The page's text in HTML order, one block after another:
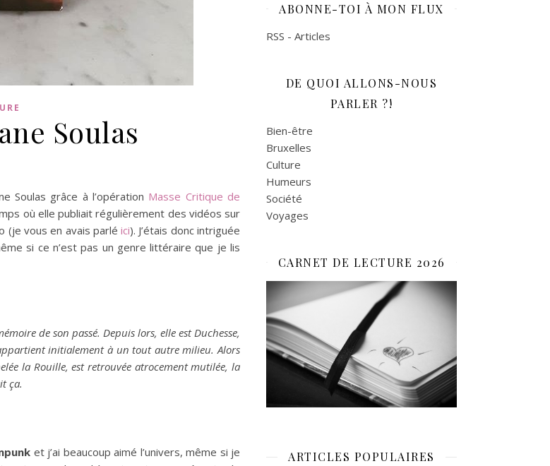
Soulas
Soulas grâce à l’opération Masse Critique de
où elle publiait régulièrement des vidéos sur
(je vous en avais parléici). J’étais donc intriguée
si ce n’est pas un genre littéraire que je lis
de son passé. Depuis lors, elle est Duchesse,
initialement à un tout autre milieu. Alors
la Rouille, est retrouvée atrocement mutilée, la
ça.
et j’ai beaucoup aimé l’univers, même si je
ABONNE-TOI À MON FLUX
RSS - Articles
DE QUOI ALLONS-NOUS
PARLER ?!
Bien-être
Bruxelles
Culture
Humeurs
Société
Voyages
CARNET DE LECTURE 2026
ARTICLES POPULAIRES